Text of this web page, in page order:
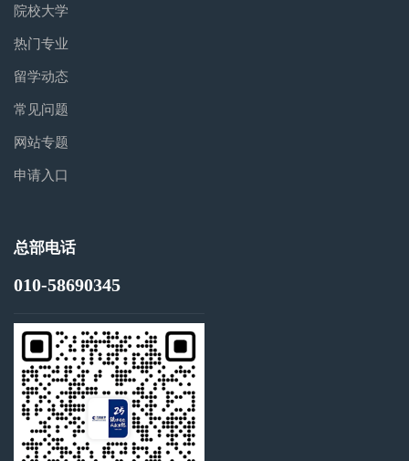
院校大学
热门专业
留学动态
常见问题
网站专题
申请入口
总部电话
010-58690345